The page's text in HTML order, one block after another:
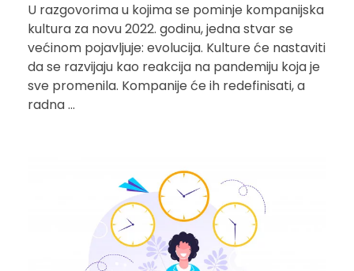
U razgovorima u kojima se pominje kompanijska
kultura za novu 2022. godinu, jedna stvar se
većinom pojavljuje: evolucija. Kulture će nastaviti
da se razvijaju kao reakcija na pandemiju koja je
sve promenila. Kompanije će ih redefinisati, a
radna ...